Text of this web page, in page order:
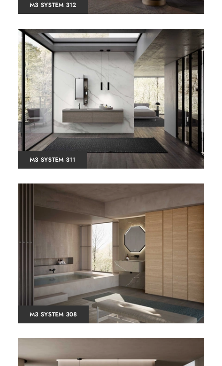
M3 SYSTEM 312
M3 SYSTEM 311
M3 SYSTEM 308